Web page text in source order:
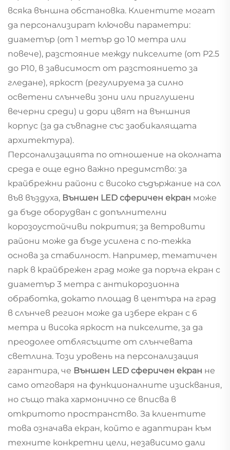
всяка външна обстановка. Клиентите могат
да персонализират ключови параметри:
диаметър (от 1 метър до 10 метра или
повече), разстояние между пикселите (от P2.5
до P10, в зависимост от разстоянието за
гледане), яркост (регулируема за силно
осветени слънчеви зони или приглушени
вечерни среди) и дори цвят на външния
корпус (за да съвпадне със заобикалящата
архитектура).
Персонализацията по отношение на околната
среда е още едно важно предимство: за
крайбрежни райони с високо съдържание на сол
във въздуха, Външен LED сферичен екран може
да бъде оборудван с допълнителни
корозоустойчиви покрития; за ветровити
райони може да бъде усилена с по-тежка
основа за стабилност. Например, тематичен
парк в крайбрежен град може да поръча екран с
диаметър 3 метра с антикорозионна
обработка, докато площад в центъра на град
в слънчев регион може да избере екран с 6
метра и висока яркост на пикселите, за да
преодолее отблясъците от слънчевата
светлина. Този уровень на персонализация
гарантира, че Външен LED сферичен екран не
само отговаря на функционалните изисквания,
но също така хармонично се вписва в
откритото пространство. За клиентите
това означава екран, който е адаптиран към
техните конкретни цели, независимо дали